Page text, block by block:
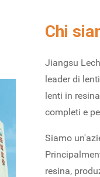
Chi
Jiangsu
leader di
lenti in
completi e
Siamo
resina,